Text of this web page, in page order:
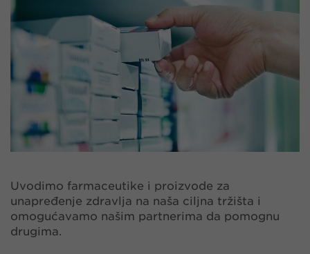
Uvodimo farmaceutike i proizvode za
unapređenje zdravlja na naša ciljna tržišta i
omogućavamo našim partnerima da pomognu
drugima.